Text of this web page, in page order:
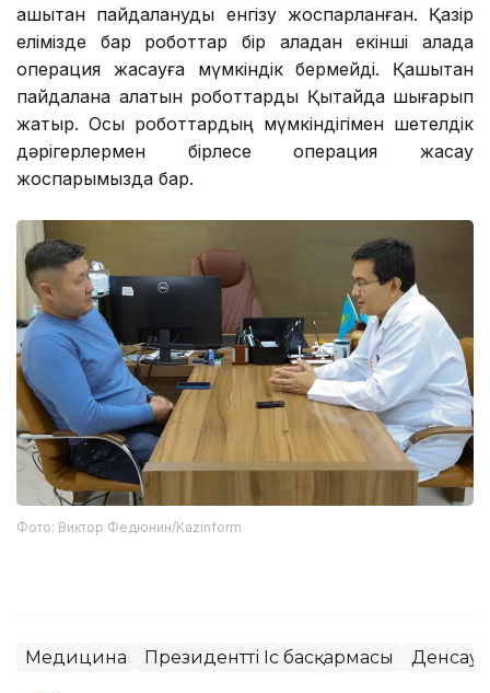
қашықтан пайдалануды енгізу жоспарланған. Қазір
елімізде бар роботтар бір қаладан екінші қалада
операция жасауға мүмкіндік бермейді. Қашықтан
пайдалана алатын роботтарды Қытайда шығарып
жатыр. Осы роботтардың мүмкіндігімен шетелдік
дәрігерлермен бірлесе операция жасау
жоспарымызда бар.
Фото: Виктор Федюнин/Kazinform
Медицина Президенттің Іс басқармасы